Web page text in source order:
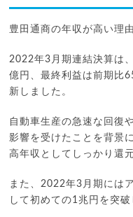
豊田通商の年収が高い理
2022年3月期連結決算は
億円、最終利益は前期比
新しました。
自動車生産の急速な回復
影響を受けたことを背景
高年収としてしっかり還
また、2022年3月期には
して初めての1兆円を突破